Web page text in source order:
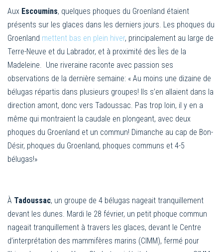
Aux Escoumins, quelques phoques du Groenland étaient
présents sur les glaces dans les derniers jours. Les phoques du
Groenland mettent bas en plein hiver, principalement au large de
Terre-Neuve et du Labrador, et à proximité des Îles de la
Madeleine. Une riveraine raconte avec passion ses
observations de la dernière semaine: « Au moins une dizaine de
bélugas répartis dans plusieurs groupes! Ils s’en allaient dans la
direction amont, donc vers Tadoussac. Pas trop loin, il y en a
même qui montraient la caudale en plongeant, avec deux
phoques du Groenland et un commun! Dimanche au cap de Bon-
Désir, phoques du Groenland, phoques communs et 4-5
bélugas!»
À Tadoussac, un groupe de 4 bélugas nageait tranquillement
devant les dunes. Mardi le 28 février, un petit phoque commun
nageait tranquillement à travers les glaces, devant le Centre
d’interprétation des mammifères marins (CIMM), fermé pour